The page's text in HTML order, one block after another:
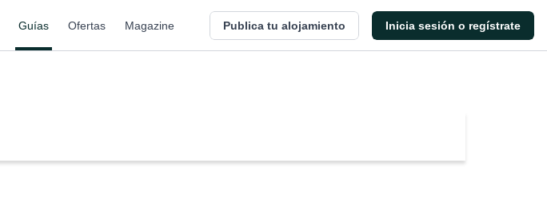
Guías Ofertas Magazine Publica tu alojamiento Inicia sesión o regístrate